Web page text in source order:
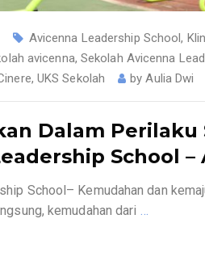
Avicenna Leadership School,
avicenna, Sekolah Avicenna
, UKS Sekolah byAulia Dwi
Dalam Perilaku
School
School– Kemudahan dan
kemudahan dari …